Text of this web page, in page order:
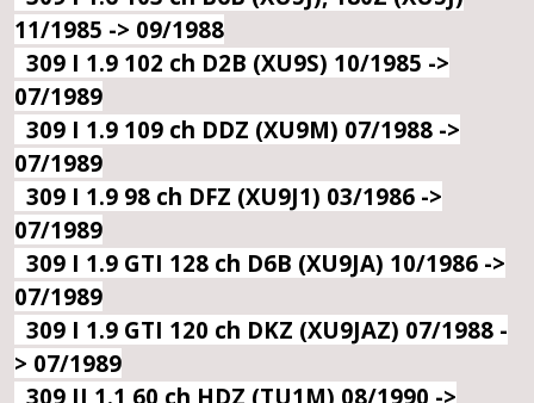
11/1985 -> 09/1988
309 I 1.9 102 ch D2B (XU9S) 10/1985 ->
07/1989
309 I 1.9 109 ch DDZ (XU9M) 07/1988 ->
07/1989
309 I 1.9 98 ch DFZ (XU9J1) 03/1986 ->
07/1989
309 I 1.9 GTI 128 ch D6B (XU9JA) 10/1986 ->
07/1989
309 I 1.9 GTI 120 ch DKZ (XU9JAZ) 07/1988 -
> 07/1989
309 II 1.1 60 ch HDZ (TU1M) 08/1990 ->